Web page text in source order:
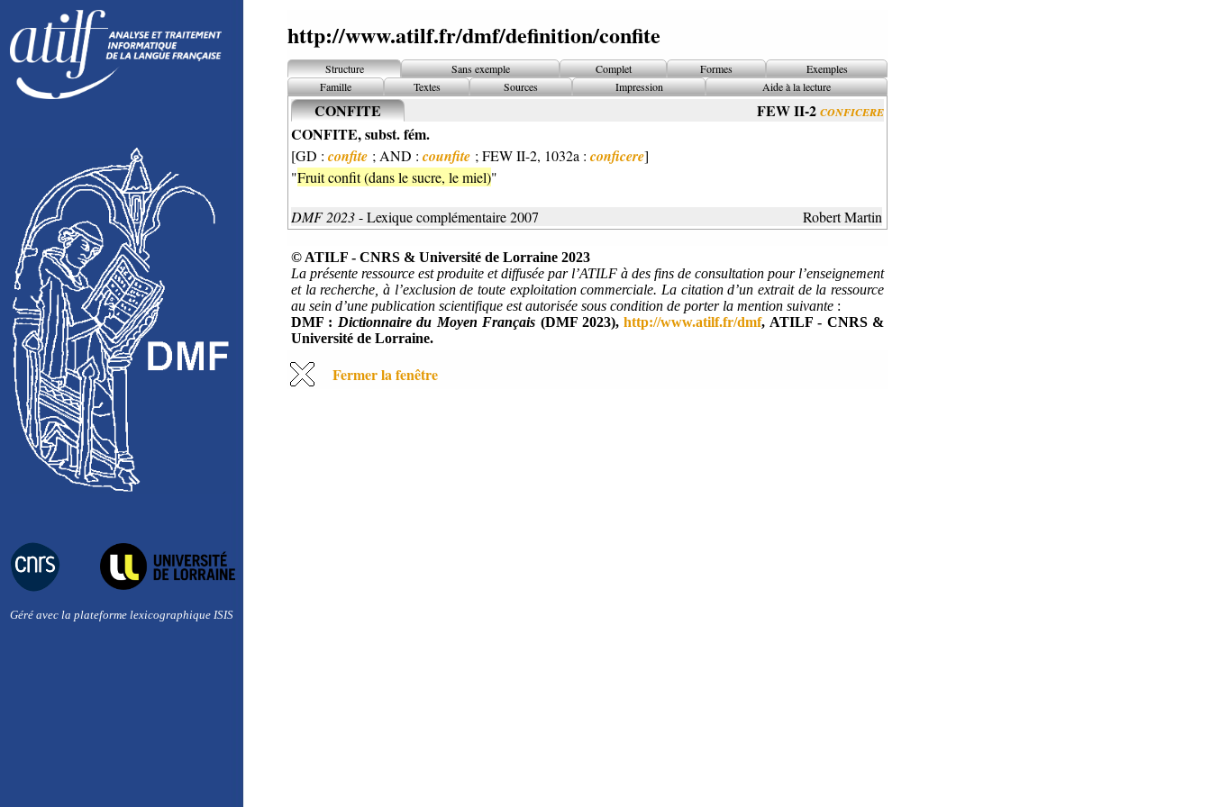
Géré avec la plateforme lexicographique ISIS
http://www.atilf.fr/dmf/definition/confite
Structure Sans exemple Complet Formes
Exemples
Famille
Textes Sources Impression Aide à la lecture
CONFITE FEW II-2conficere
CONFITE, subst. fém.
[GD : confite ; AND : counfite ; FEW II-2, 1032a : conficere]
"Fruit confit (dans le sucre, le miel)"
DMF 2023- Lexique complémentaire 2007 Robert Martin
© ATILF - CNRS & Université de Lorraine 2023
La présente ressource est produite et diffusée par l’ATILF à des fins de consultation pour l’enseignement
et la recherche, à l’exclusion de toute exploitation commerciale. La citation d’un extrait de la ressource
au sein d’une publication scientifique est autorisée sous condition de porter la mention suivante :
DMF : Dictionnaire du Moyen Français (DMF 2023),http://www.atilf.fr/dmf, ATILF - CNRS &
Université de Lorraine.
Fermer la fenêtre